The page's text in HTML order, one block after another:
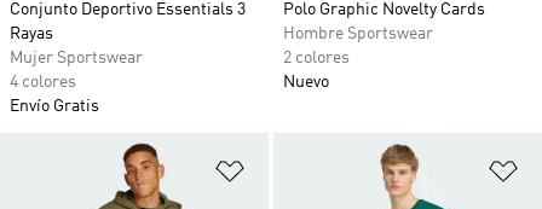
Conjunto Deportivo Essentials 3
Rayas
Mujer Sportswear
4 colores
Envío Gratis
Polo Graphic Novelty Cards
Hombre Sportswear
2 colores
Nuevo
Añadir a la lista de deseos